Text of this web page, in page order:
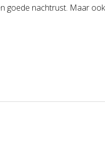
goede nachtrust. Maar